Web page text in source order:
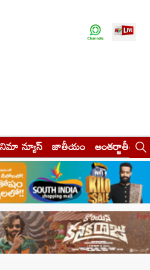
న్యూస్ జాతీయం అంతర్జాతీయం